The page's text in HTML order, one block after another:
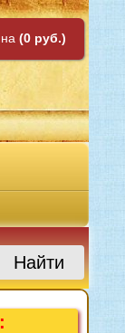
(0 руб.)
Найти